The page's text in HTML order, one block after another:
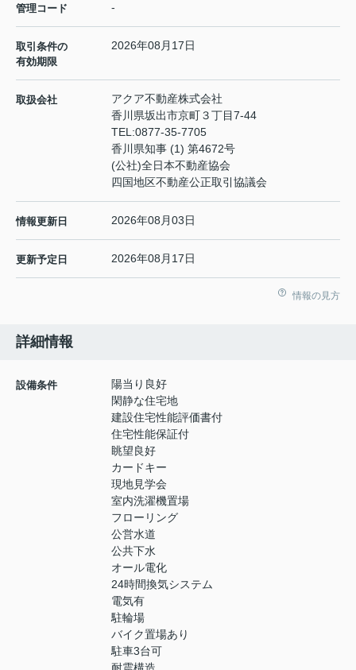
管理コード -
取引条件の
有効期限
2026年08月17日
取扱会社
アクア不動産株式会社
香川県坂出市京町３丁目7-44
TEL:0877-35-7705
香川県知事 (1) 第4672号
(公社)全日本不動産協会
四国地区不動産公正取引協議会
情報更新日 2026年08月03日
更新予定日 2026年08月17日
情報の見方
詳細情報
設備条件
陽当り良好
閑静な住宅地
建設住宅性能評価書付
住宅性能保証付
眺望良好
カードキー
現地見学会
室内洗濯機置場
フローリング
公営水道
公共下水
オール電化
24時間換気システム
電気有
駐輪場
バイク置場あり
駐車3台可